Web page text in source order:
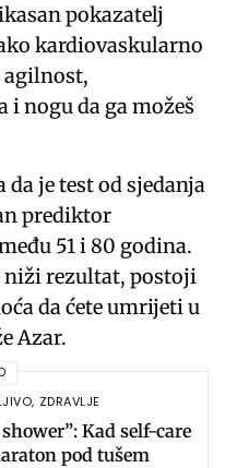
pokazatelj
kardiovaskularno
agilnost,
nogu da ga možeš
da je test od sjedanja
prediktor
51 i 80 godina.
niži rezultat, postoji
da ćete umrijeti u
Azar.
, ZDRAVLJE
Kad self-care
pod tušem